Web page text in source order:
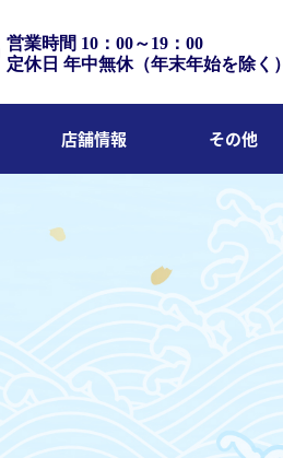
営業時間 10：00～19：00
定休日 年中無休（年末年始を除く）
店舗情報 その他